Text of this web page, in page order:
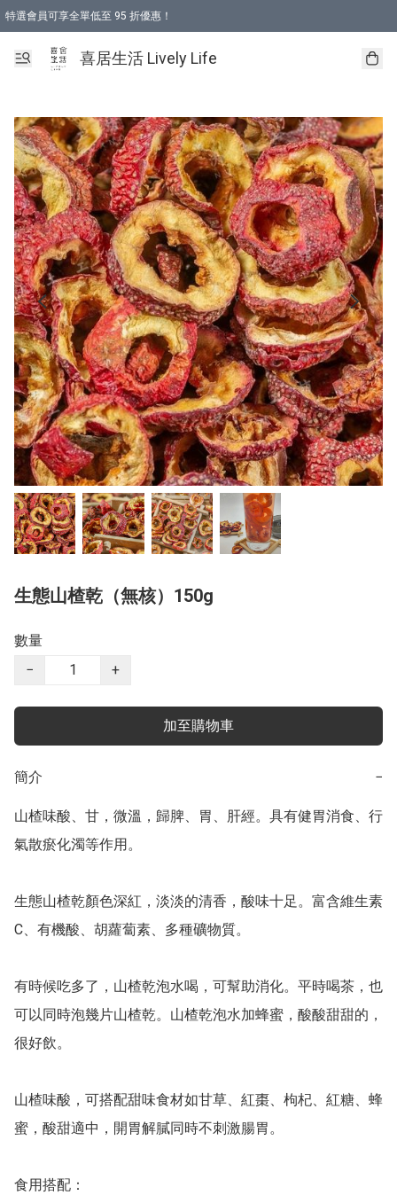
特選會員可享全單低至 95 折優惠！
購物折後滿$600免運費優惠 (減價貨品除外）
購物折後滿$320 即可免費於「順豐站」或「順豐智能櫃」自提點取貨 （冷凍食品
喜居生活 Lively Life
生態山楂乾（無核）150g
數量
−
+
加至購物車
簡介 −
山楂味酸、甘，微溫，歸脾、胃、肝經。具有健胃消食、行
氣散瘀化濁等作用。
生態山楂乾顏色深紅，淡淡的清香，酸味十足。富含維生素
C、有機酸、胡蘿蔔素、多種礦物質。
有時候吃多了，山楂乾泡水喝，可幫助消化。平時喝茶，也
可以同時泡幾片山楂乾。山楂乾泡水加蜂蜜，酸酸甜甜的，
很好飲。
山楂味酸，可搭配甜味食材如甘草、紅棗、枸杞、紅糖、蜂
蜜，酸甜適中，開胃解膩同時不刺激腸胃。
食用搭配：